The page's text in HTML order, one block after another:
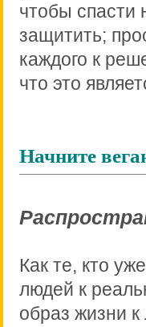
чтобы спасти
защитить;
каждого к
что это
Начните
Как те, кто
людей к
образ жизни